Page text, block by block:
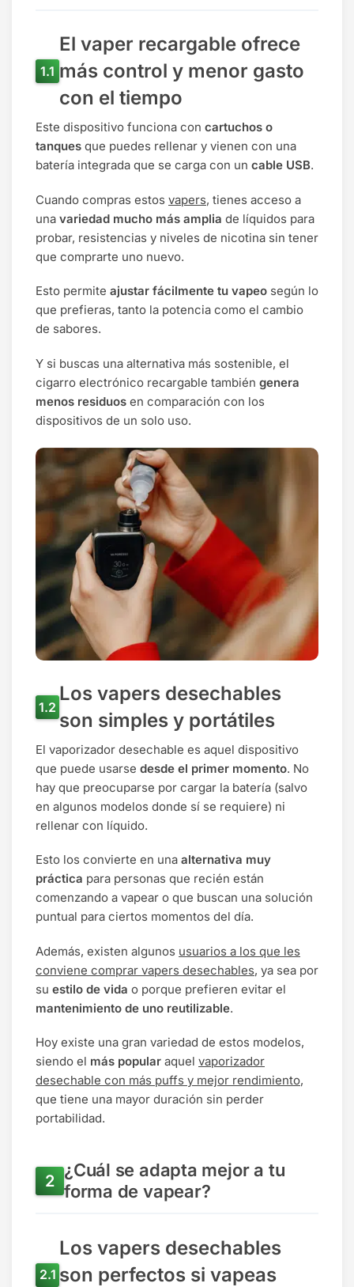
El vaper recargable ofrece
más control y menor gasto
con el tiempo
Este dispositivo funciona con cartuchos o
tanques que puedes rellenar y vienen con una
batería integrada que se carga con un cable USB.
Cuando compras estos vapers, tienes acceso a
una variedad mucho más amplia de líquidos para
probar, resistencias y niveles de nicotina sin tener
que comprarte uno nuevo.
Esto permite ajustar fácilmente tu vapeo según lo
que prefieras, tanto la potencia como el cambio
de sabores.
Y si buscas una alternativa más sostenible, el
cigarro electrónico recargable también genera
menos residuos en comparación con los
dispositivos de un solo uso.
Los vapers desechables
son simples y portátiles
El vaporizador desechable es aquel dispositivo
que puede usarse desde el primer momento. No
hay que preocuparse por cargar la batería (salvo
en algunos modelos donde sí se requiere) ni
rellenar con líquido.
Esto los convierte en una alternativa muy
práctica para personas que recién están
comenzando a vapear o que buscan una solución
puntual para ciertos momentos del día.
Además, existen algunos usuarios a los que les
conviene comprar vapers desechables, ya sea por
su estilo de vida o porque prefieren evitar el
mantenimiento de uno reutilizable.
Hoy existe una gran variedad de estos modelos,
siendo el más popular aquel vaporizador
desechable con más puffs y mejor rendimiento,
que tiene una mayor duración sin perder
portabilidad.
¿Cuál se adapta mejor a tu
forma de vapear?
Los vapers desechables
son perfectos si vapeas